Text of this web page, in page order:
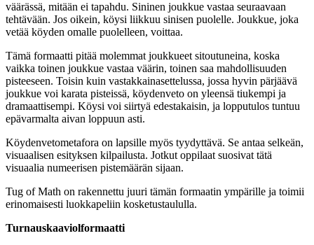
väärässä, mitään ei tapahdu. Sininen joukkue vastaa seuraavaan
tehtävään. Jos oikein, köysi liikkuu sinisen puolelle. Joukkue, joka
vetää köyden omalle puolelleen, voittaa.
Tämä formaatti pitää molemmat joukkueet sitoutuneina, koska
vaikka toinen joukkue vastaa väärin, toinen saa mahdollisuuden
pisteeseen. Toisin kuin vastakkainasettelussa, jossa hyvin pärjäävä
joukkue voi karata pisteissä, köydenveto on yleensä tiukempi ja
dramaattisempi. Köysi voi siirtyä edestakaisin, ja lopputulos tuntuu
epävarmalta aivan loppuun asti.
Köydenvetometafora on lapsille myös tyydyttävä. Se antaa selkeän,
visuaalisen esityksen kilpailusta. Jotkut oppilaat suosivat tätä
visuaalia numeerisen pistemäärän sijaan.
Tug of Math on rakennettu juuri tämän formaatin ympärille ja toimii
erinomaisesti luokkapeliin kosketustaululla.
Turnauskaaviolformaatti